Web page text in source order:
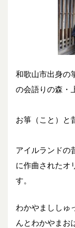
和歌山市出身の
の会語りの森・
お箏（こと）と
アイルランドの
に作曲されたオ
す。
わかやまししゅ
んとわかやまお